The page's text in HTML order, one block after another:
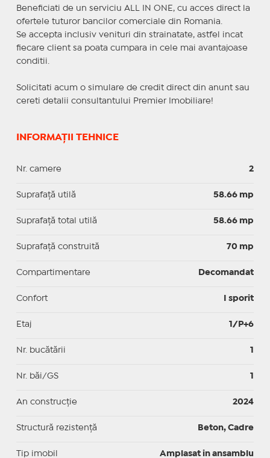
Beneficiati de un serviciu ALL IN ONE, cu acces direct la
ofertele tuturor bancilor comerciale din Romania.
Se accepta inclusiv venituri din strainatate, astfel incat
fiecare client sa poata cumpara in cele mai avantajoase
conditii.
Solicitati acum o simulare de credit direct din anunt sau
cereti detalii consultantului Premier Imobiliare!
INFORMAȚII TEHNICE
Nr. camere 2
Suprafaţă utilă 58.66 mp
Suprafaţă total utilă 58.66 mp
Suprafaţă construită 70 mp
Compartimentare Decomandat
Confort I sporit
Etaj 1/P+6
Nr. bucătării 1
Nr. băi/GS 1
An construcție 2024
Structură rezistență Beton, Cadre
Tip imobil Amplasat in ansamblu